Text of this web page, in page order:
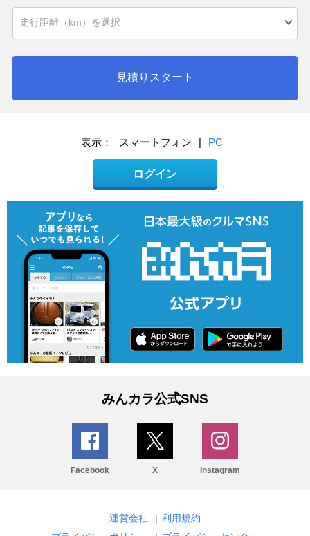
見積りスタート
表示： スマートフォン | PC
ログイン
みんカラ公式SNS
Facebook X Instagram
運営会社 | 利用規約